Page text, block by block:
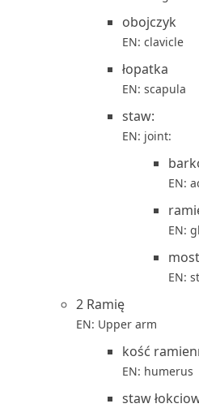
obojczyk
EN: clavicle
łopatka
EN: scapula
staw:
EN: joint:
EN:
EN:
EN:
2 Ramię
EN: Upper arm
kość
EN: humerus
staw